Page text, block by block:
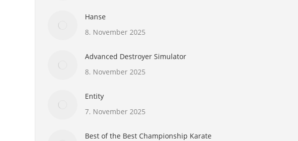
Hanse
8. November 2025
Advanced Destroyer Simulator
8. November 2025
Entity
7. November 2025
Best of the Best Championship Karate